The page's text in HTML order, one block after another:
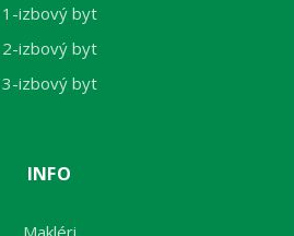
1-izbový byt
2-izbový byt
3-izbový byt
INFO
Makléri